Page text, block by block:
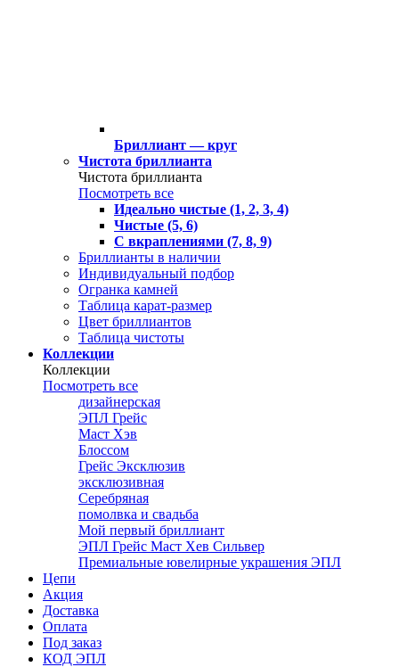
Бриллиант — круг
Чистота бриллианта
Чистота бриллианта
Посмотреть все
Идеально чистые (1, 2, 3, 4)
Чистые (5, 6)
С вкраплениями (7, 8, 9)
Бриллианты в наличии
Индивидуальный подбор
Огранка камней
Таблица карат-размер
Цвет бриллиантов
Таблица чистоты
Коллекции
Коллекции
Посмотреть все
дизайнерская
ЭПЛ Грейс
Маст Хэв
Блоссом
Грейс Эксклюзив
эксклюзивная
Серебряная
помолвка и свадьба
Мой первый бриллиант
ЭПЛ Грейс Маст Хев Сильвер
Премиальные ювелирные украшения ЭПЛ
Цепи
Акция
Доставка
Оплата
Под заказ
КОД ЭПЛ